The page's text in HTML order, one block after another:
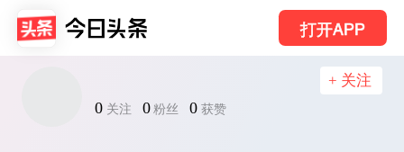
打开APP
0 关注 0 粉丝 0 获赞
+ 关注